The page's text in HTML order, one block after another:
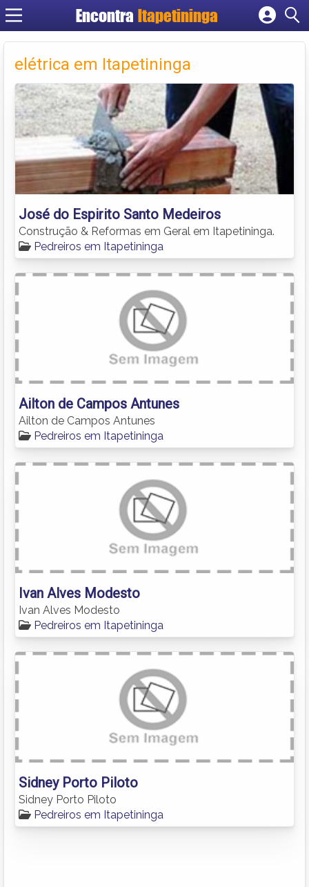
Encontra Itapetininga
Cadastrar empresa
Criar conta
elétrica em Itapetininga
José do Espirito Santo Medeiros
Construção & Reformas em Geral em Itapetininga.
Pedreiros em Itapetininga
Ailton de Campos Antunes
Ailton de Campos Antunes
Pedreiros em Itapetininga
Ivan Alves Modesto
Ivan Alves Modesto
Pedreiros em Itapetininga
Sidney Porto Piloto
Sidney Porto Piloto
Pedreiros em Itapetininga